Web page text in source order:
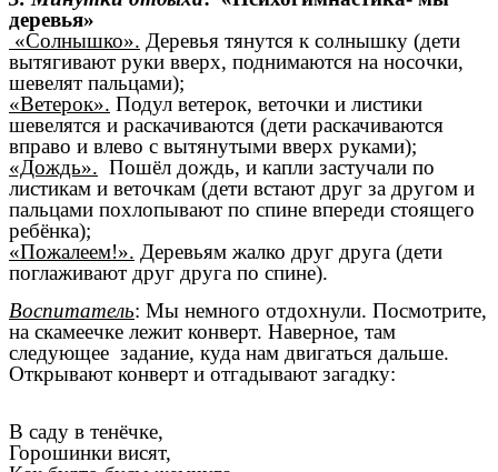
деревья»
«Солнышко». Деревья тянутся к солнышку (дети
вытягивают руки вверх, поднимаются на носочки,
шевелят пальцами);
«Ветерок». Подул ветерок, веточки и листики
шевелятся и раскачиваются (дети раскачиваются
вправо и влево с вытянутыми вверх руками);
«Дождь». Пошёл дождь, и капли застучали по
листикам и веточкам (дети встают друг за другом и
пальцами похлопывают по спине впереди стоящего
ребёнка);
«Пожалеем!». Деревьям жалко друг друга (дети
поглаживают друг друга по спине).
Воспитатель: Мы немного отдохнули. Посмотрите,
на скамеечке лежит конверт. Наверное, там
следующее задание, куда нам двигаться дальше.
Открывают конверт и отгадывают загадку:
В саду в тенёчке,
Горошинки висят,